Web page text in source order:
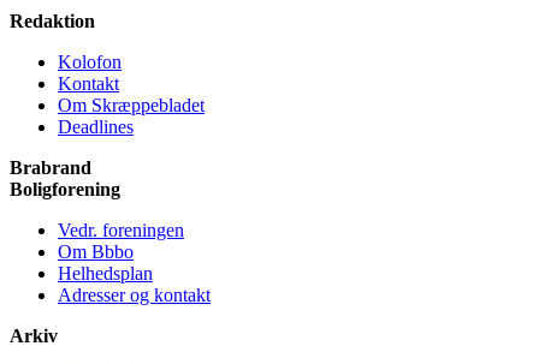
Redaktion
Kolofon
Kontakt
Om Skræppe­bladet
Deadlines
Brabrand
Bolig­forening
Vedr. foreningen
Om Bbbo
Helheds­plan
Adresser og kontakt
Arkiv